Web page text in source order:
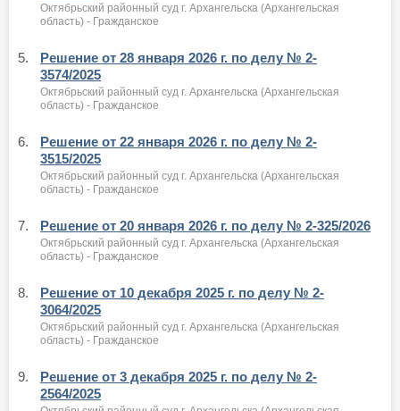
Октябрьский районный суд г. Архангельска (Архангельская
область) - Гражданское
5.
Решение от 28 января 2026 г. по делу № 2-
3574/2025
Октябрьский районный суд г. Архангельска (Архангельская
область) - Гражданское
6.
Решение от 22 января 2026 г. по делу № 2-
3515/2025
Октябрьский районный суд г. Архангельска (Архангельская
область) - Гражданское
7. Решение от 20 января 2026 г. по делу № 2-325/2026
Октябрьский районный суд г. Архангельска (Архангельская
область) - Гражданское
8.
Решение от 10 декабря 2025 г. по делу № 2-
3064/2025
Октябрьский районный суд г. Архангельска (Архангельская
область) - Гражданское
9.
Решение от 3 декабря 2025 г. по делу № 2-
2564/2025